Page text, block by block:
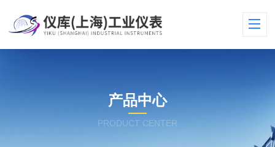
产品中心
PRODUCT CENTER